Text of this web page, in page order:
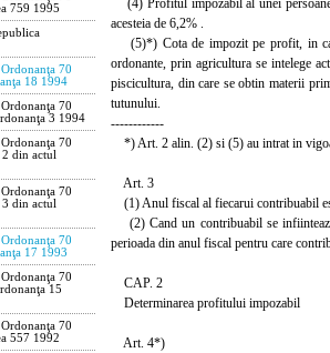
759 1995
70
18 1994
70
3 1994
70
din actul
70
din actul
70
17 1993
70
15
70
557 1992
acesteia de 6,2% .
(5)*) Cota de impozit pe profit, in
ordonante, prin agricultura se intelege
piscicultura, din care se obtin materii
tutunului.
------------
*) Art. 2 alin. (2) si (5) au intrat in
Art. 3
(1) Anul fiscal al fiecarui contribuabil
(2) Cand un contribuabil se
perioada din anul fiscal pentru care
CAP. 2
Determinarea profitului impozabil
Art. 4*)